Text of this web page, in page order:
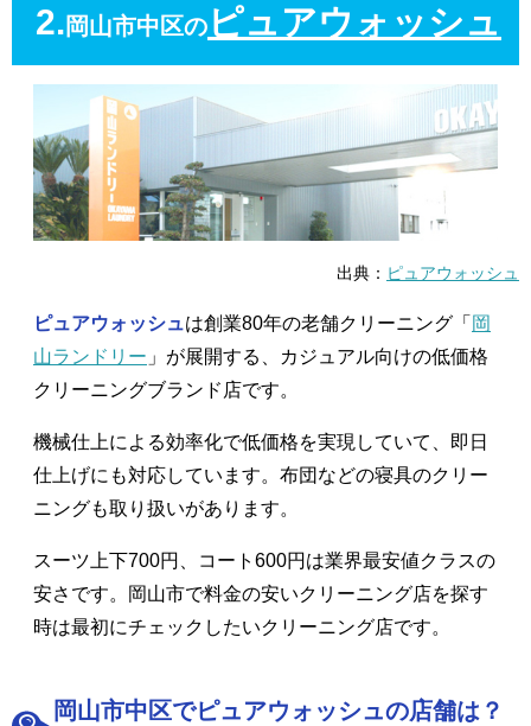
2.岡山市中区の ピュアウォッシュ
出典： ピュアウォッシュ
ピュアウォッシュは創業80年の老舗クリーニング「 岡
山ランドリー 」が展開する、カジュアル向けの低価格
クリーニングブランド店です。
機械仕上による効率化で低価格を実現していて、即日
仕上げにも対応しています。布団などの寝具のクリー
ニングも取り扱いがあります。
スーツ上下700円、コート600円は業界最安値クラスの
安さです。岡山市で料金の安いクリーニング店を探す
時は最初にチェックしたいクリーニング店です。
岡山市中区でピュアウォッシュの店舗は？